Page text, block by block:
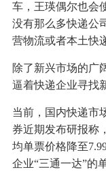
车，王瑛偶尔也会
没有那么多快递公
营物流或者本土快
除了新兴市场的广
逼着快递企业寻找
当前，国内快递市
券近期发布研报称
均单票价格降至
企业“三通一达”的